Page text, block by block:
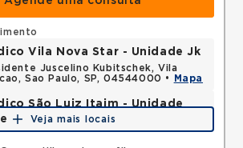
Vila Nova Star - Unidade Jk
Juscelino Kubitschek, Vila
Sao Paulo, SP, 04544000 •
Mapa
São Luiz Itaim - Unidade
de Campos Rodrigues, Vila Nova
Paulo, SP, 04544000 •
Veja mais locais